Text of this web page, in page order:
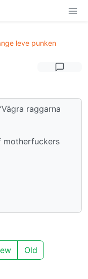
leve punken
raggarna
motherfuckers
Old